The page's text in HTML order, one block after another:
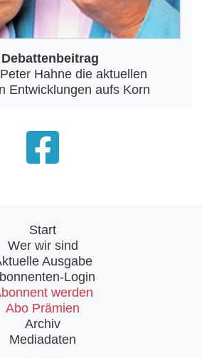
Hahne die aktuellen
Entwicklungen aufs Korn
Start
Wer wir sind
Ausgabe
Login
werden
Abo Prämien
Archiv
Mediadaten